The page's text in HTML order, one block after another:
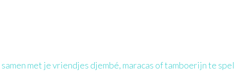
met je vriendjes djembé, maracas of tamboerijn te